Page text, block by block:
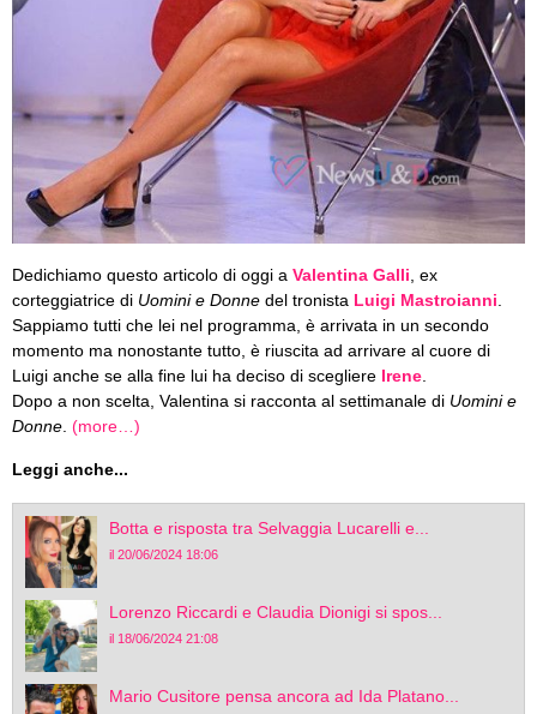
Dedichiamo questo articolo di oggi a Valentina Galli , ex
corteggiatrice di Uomini e Donne del tronista Luigi Mastroianni
Sappiamo tutti che lei nel programma, è arrivata in un secondo
momento ma nonostante tutto, è riuscita ad arrivare al cuore di
Luigi anche se alla fine lui ha deciso di scegliere Irene
Dopo a non scelta, Valentina si racconta al settimanale di Uomini e
Donne (more…)
Leggi anche...
Botta e risposta tra Selvaggia Lucarelli e...
il 20/06/2024 18:06
Lorenzo Riccardi e Claudia Dionigi si spos...
il 18/06/2024 21:08
Mario Cusitore pensa ancora ad Ida Platano...